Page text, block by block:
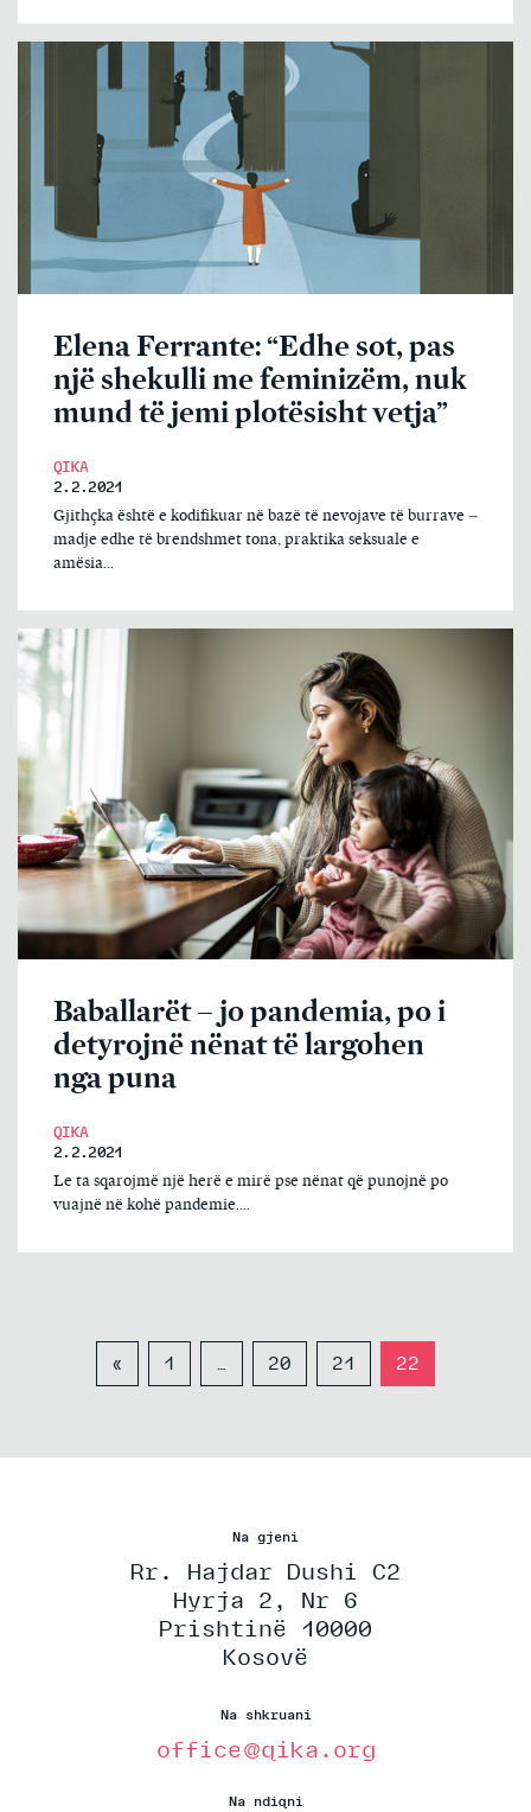
Elena Ferrante: “Edhe sot, pas
një shekulli me feminizëm, nuk
mund të jemi plotësisht vetja”
QIKA
2.2.2021
Gjithçka është e kodifikuar në bazë të nevojave të burrave –
madje edhe të brendshmet tona, praktika seksuale e
amësia...
Baballarët – jo pandemia, po i
detyrojnë nënat të largohen
nga puna
QIKA
2.2.2021
Le ta sqarojmë një herë e mirë pse nënat që punojnë po
vuajnë në kohë pandemie....
« 1 20 21 22
Na gjeni
Rr. Hajdar Dushi C2
Hyrja 2, Nr 6
Prishtinë 10000
Kosovë
Na shkruani
office@qika.org
Na ndiqni